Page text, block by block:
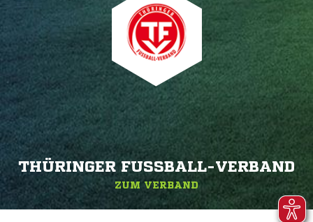
THÜRINGER FUSSBALL-VERBAND
ZUM VERBAND